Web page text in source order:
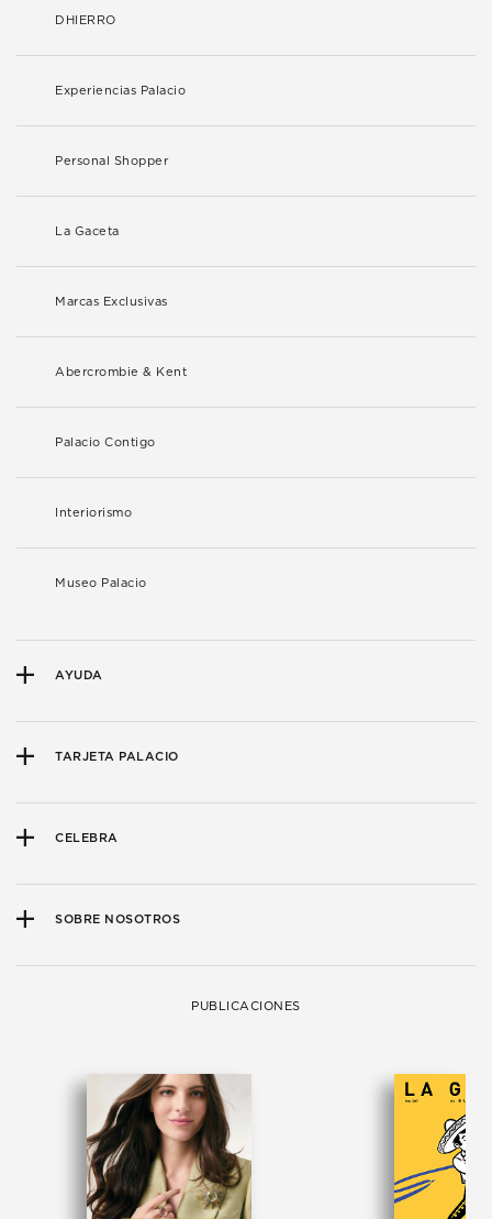
DHIERRO
Experiencias Palacio
Personal Shopper
La Gaceta
Marcas Exclusivas
Abercrombie & Kent
Palacio Contigo
Interiorismo
Museo Palacio
AYUDA
TARJETA PALACIO
CELEBRA
SOBRE NOSOTROS
PUBLICACIONES